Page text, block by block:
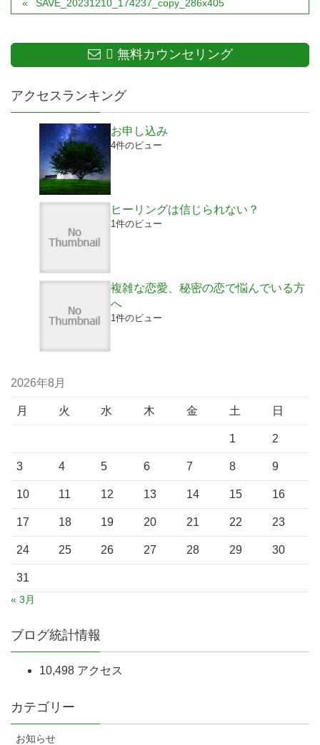
SAVE_20231210_174237_copy_286x405
無料カウンセリング
アクセスランキング
お申し込み
4件のビュー
ヒーリングは信じられない？
1件のビュー
複雑な恋愛、秘密の恋で悩んでいる方
へ
1件のビュー
2026年8月
月 火 水 木 金 土 日
1 2
3 4 5 6 7 8 9
10 11 12 13 14 15 16
17 18 19 20 21 22 23
24 25 26 27 28 29 30
31
« 3月
ブログ統計情報
10,498 アクセス
カテゴリー
お知らせ